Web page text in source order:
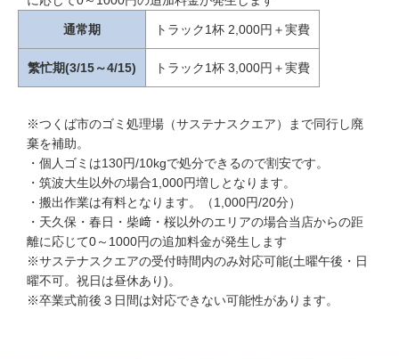
通常期 トラック1杯 2,000円＋実費
繁忙期(3/15～4/15) トラック1杯 3,000円＋実費
※つくば市のゴミ処理場（サステナスクエア）まで同行し廃
棄を補助。
・個人ゴミは130円/10kgで処分できるので割安です。
・筑波大生以外の場合1,000円増しとなります。
・搬出作業は有料となります。（1,000円/20分）
・天久保・春日・柴﨑・桜以外のエリアの場合当店からの距
離に応じて0～1000円の追加料金が発生します
※サステナスクエアの受付時間内のみ対応可能(土曜午後・日
曜不可。祝日は昼休あり)。
※卒業式前後３日間は対応できない可能性があります。